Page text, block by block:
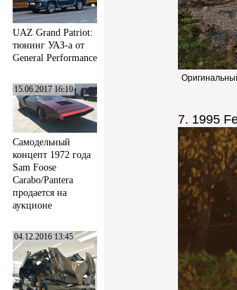
UAZ Grand Patriot:
тюнинг УАЗ-а от
General Performance
15.06.2017 16:10
Самодельный
концепт 1972 года
Sam Foose
Carabo/Pantera
продается на
аукционе
04.12.2016 13:45
7. 1995